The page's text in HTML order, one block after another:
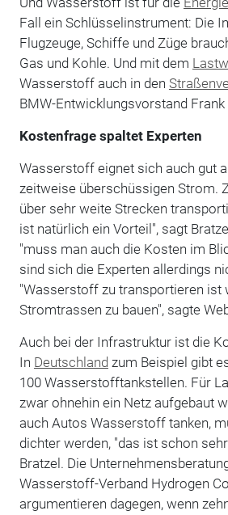
Fall ein Schlüsselinstrument: Die
Flugzeuge, Schiffe und Züge
Gas und Kohle. Und mit dem
Wasserstoff auch in den
BMW-Entwicklungsvorstand Frank
Kostenfrage spaltet Experten
Wasserstoff eignet sich auch gut
zeitweise überschüssigen Strom.
über sehr weite Strecken
ist natürlich ein Vorteil", sagt
"muss man auch die Kosten im
sind sich die Experten allerdings
"Wasserstoff zu transportieren ist
Stromtrassen zu bauen", sagte
Auch bei der Infrastruktur ist die
In Deutschland zum Beispiel gibt
100 Wasserstofftankstellen. Für
zwar ohnehin ein Netz aufgebaut
auch Autos Wasserstoff tanken,
dichter werden, "das ist schon
Bratzel. Die
Wasserstoff-Verband Hydrogen
argumentieren dagegen, wenn